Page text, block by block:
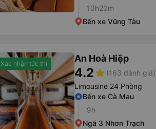
10h20m
Bến xe Vũng Tàu
Xác nhận tức thì An Hoà Hiệp
4.2star (163 đánh giá)
Limousine 24 Phòng
Bến xe Cà Mau
9h
Ngã 3 Nhơn Trạch